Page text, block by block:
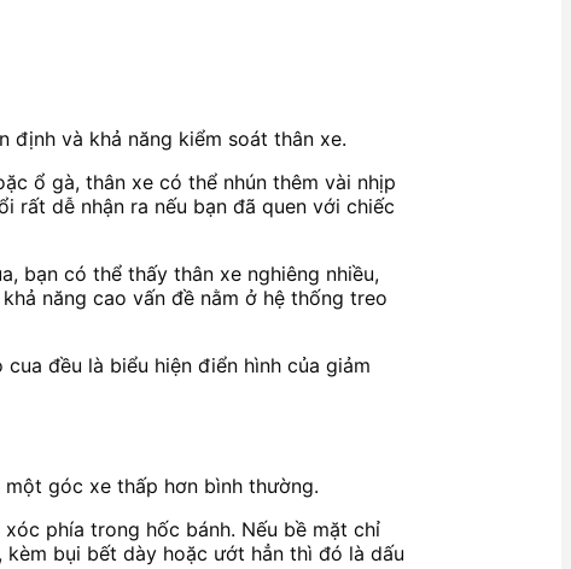
định và khả năng kiểm soát thân xe.
ổ gà, thân xe có thể nhún thêm vài nhịp
rất dễ nhận ra nếu bạn đã quen với chiếc
bạn có thể thấy thân xe nghiêng nhiều,
năng cao vấn đề nằm ở hệ thống treo
đều là biểu hiện điển hình của giảm
góc xe thấp hơn bình thường.
phía trong hốc bánh. Nếu bề mặt chỉ
bụi bết dày hoặc ướt hẳn thì đó là dấu